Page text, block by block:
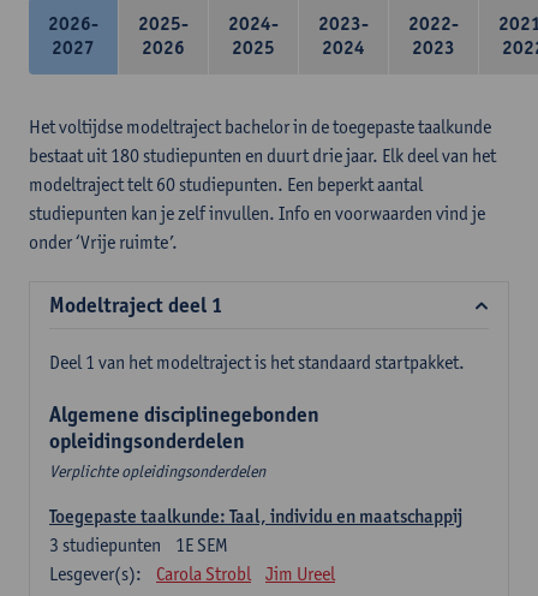
2026-
2027
2025-
2026
2024-
2025
2023-
2024
2022-
2023
Het voltijdse modeltraject bachelor in de toegepaste taalkunde
bestaat uit 180 studiepunten en duurt drie jaar. Elk deel van het
modeltraject telt 60 studiepunten. Een beperkt aantal
studiepunten kan je zelf invullen. Info en voorwaarden vind je
onder ‘Vrije ruimte’.
Modeltraject deel 1
Deel 1 van het modeltraject is het standaard startpakket.
Algemene disciplinegebonden
opleidingsonderdelen
Verplichte opleidingsonderdelen
Toegepaste taalkunde: Taal, individu en maatschappij
1E SEM
3 studiepunten
Lesgever(s):
Carola Strobl Jim Ureel